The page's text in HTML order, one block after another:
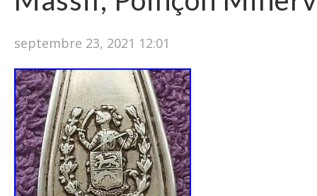
septembre 23, 2021 12:01